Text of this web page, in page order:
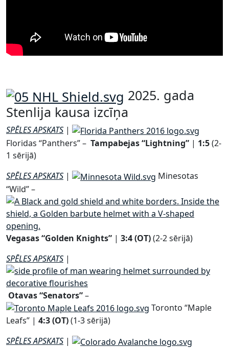
2025. gada
Stenlija kausa izcīņa
SPĒLESAPSKATS|
Floridas “Panthers” – Tampabejas “Lightning” | 1:5(2-
1 sērijā)
SPĒLES APSKATS |
Minesotas
“Wild” –
Vegasas “Golden Knights” | 3:4 (OT)(2-2 sērijā)
SPĒLES APSKATS |
Otavas “Senators”–
Toronto “Maple
Leafs” | 4:3 (OT)(1-3 sērijā)
SPĒLES APSKATS |